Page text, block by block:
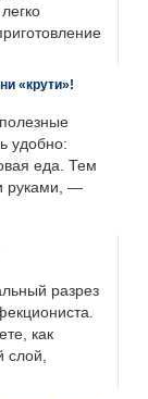
«крути»!
удобно:
еда. Тем
руками, —
разрез
как
слой,